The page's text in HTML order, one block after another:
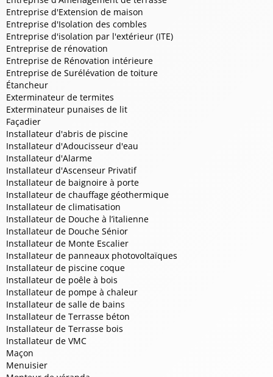
Entreprise d'Extension de maison
Entreprise d'Isolation des combles
Entreprise d'isolation par l'extérieur (ITE)
Entreprise de rénovation
Entreprise de Rénovation intérieure
Entreprise de Surélévation de toiture
Étancheur
Exterminateur de termites
Exterminateur punaises de lit
Façadier
Installateur d'abris de piscine
Installateur d'Adoucisseur d'eau
Installateur d'Alarme
Installateur d'Ascenseur Privatif
Installateur de baignoire à porte
Installateur de chauffage géothermique
Installateur de climatisation
Installateur de Douche à l’italienne
Installateur de Douche Sénior
Installateur de Monte Escalier
Installateur de panneaux photovoltaïques
Installateur de piscine coque
Installateur de poêle à bois
Installateur de pompe à chaleur
Installateur de salle de bains
Installateur de Terrasse béton
Installateur de Terrasse bois
Installateur de VMC
Maçon
Menuisier